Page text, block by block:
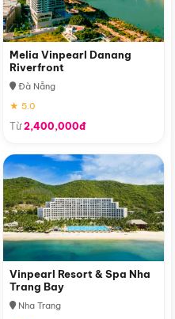
Melia Vinpearl Danang
Riverfront
Đà Nẵng
★ 5.0
Từ2,400,000đ
Vinpearl Resort & Spa Nha
Trang Bay
Nha Trang